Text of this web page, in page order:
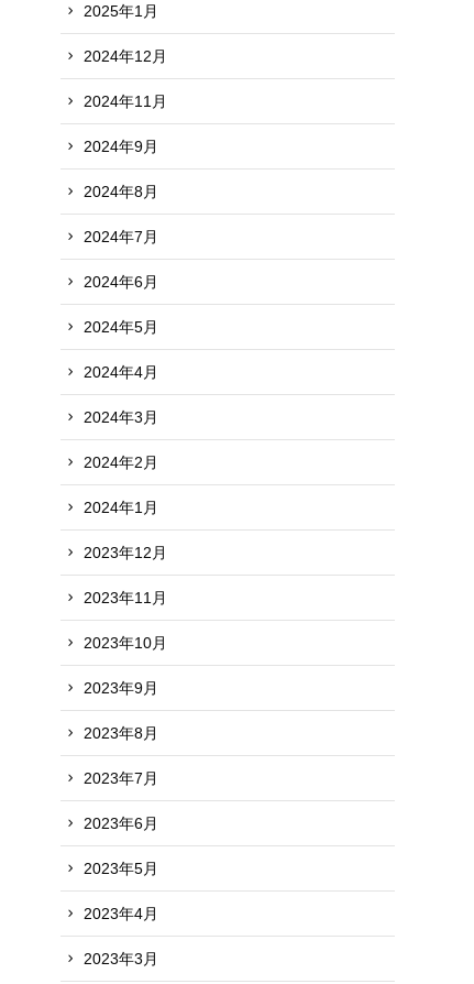
2025年1月
2024年12月
2024年11月
2024年9月
2024年8月
2024年7月
2024年6月
2024年5月
2024年4月
2024年3月
2024年2月
2024年1月
2023年12月
2023年11月
2023年10月
2023年9月
2023年8月
2023年7月
2023年6月
2023年5月
2023年4月
2023年3月